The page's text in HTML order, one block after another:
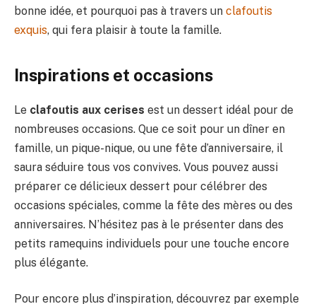
bonne idée, et pourquoi pas à travers un clafoutis
exquis, qui fera plaisir à toute la famille.
Inspirations et occasions
Le clafoutis aux cerises est un dessert idéal pour de
nombreuses occasions. Que ce soit pour un dîner en
famille, un pique-nique, ou une fête d’anniversaire, il
saura séduire tous vos convives. Vous pouvez aussi
préparer ce délicieux dessert pour célébrer des
occasions spéciales, comme la fête des mères ou des
anniversaires. N’hésitez pas à le présenter dans des
petits ramequins individuels pour une touche encore
plus élégante.
Pour encore plus d’inspiration, découvrez par exemple